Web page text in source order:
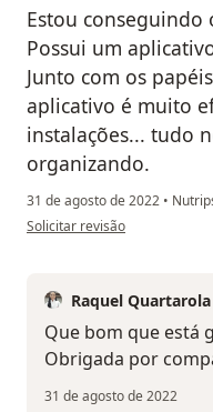
Estou conseguindo
Possui um
Junto com os
aplicativo é muito
instalações... tudo
organizando.
31 de agosto de 2022 •
na opinião do utilizador Assis
Solicitar revisão
Raquel Quartarola
Que bom que está
Obrigada por
31 de agosto de 2022